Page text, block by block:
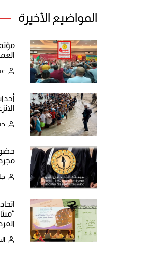
المواضيع الأخيرة